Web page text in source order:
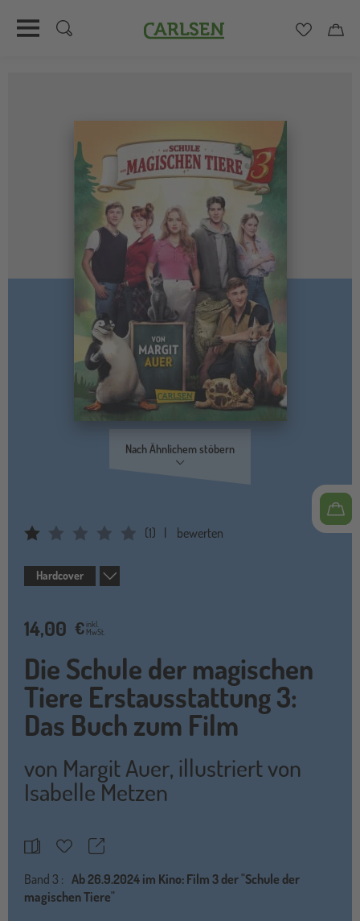
Carlsen
Nach Ähnlichem stöbern
Average Rating: 1 (1) bewerten
Hardcover
14,00 €inkl.
MwSt.
Die Schule der magischen
Tiere Erstausstattung 3:
Das Buch zum Film
von Margit Auer, illustriert von
Isabelle Metzen
MerkzettelTeilen
Band 3 : Ab 26.9.2024 im Kino: Film 3 der "Schule der
magischen Tiere"